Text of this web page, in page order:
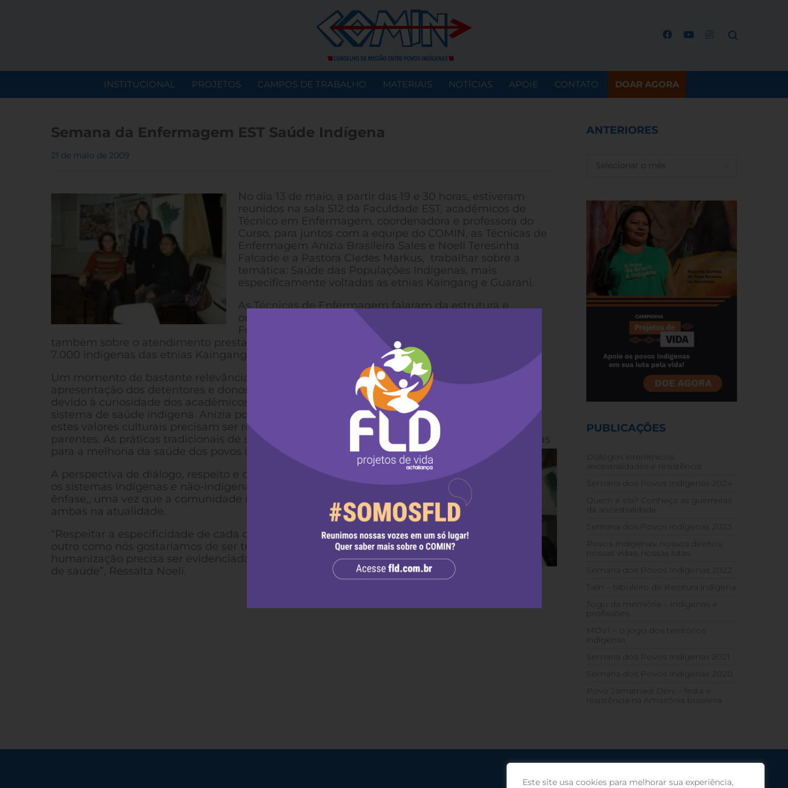
Este site usa cookies para melhorar sua experiência,
INSTITUCIONAL PROJETOS CAMPOS DE TRABALHO MATERIAIS NOTÍCIAS APOIE CONTATO DOAR AGORA
Semana da Enfermagem EST Saúde Indígena
21 de maio de 2009
No dia 13 de maio, a partir das 19 e 30 horas, estiveram
reunidos na sala 512 da Faculdade EST, acadêmicos de
Técnico em Enfermagem, coordenadora e professora do
Curso, para juntos com a equipe do COMIN, as Técnicas de
Enfermagem Anízia Brasileira Sales e Noelí Teresinha
Falcade e a Pastora Cledes Markus, trabalhar sobre a
temática: Saúde das Populações Indígenas, mais
especificamente voltadas as etnias Kaingang e Guarani.
As Técnicas de Enfermagem falaram da estrutura e
organização da saúde indígena, de responsabilidade da
Fundação Nacional de Saúde (FUNASA). Salientou – se
também sobre o atendimento prestado pela Equipe Multidisciplinar de Saúde Indígena as
7.000 indígenas das etnias Kaingang e Guarani da Terra Indígena Guarita/RS.
Um momento de bastante relevância na interlocução entre os participantes, foi na
apresentação dos detentores e donos do saber tradicional indígena (Kaingang e Guarani),
devido à curiosidade dos acadêmicos acerca das especificidades culturais e dos saberes do
sistema de saúde indígena. Anizia pontuou que o “kujã é o cuidador espiritual de seu povo e
estes valores culturais precisam ser revitalizados, porque estão vivos na memória de seus
parentes. As práticas tradicionais de saúde necessitam serem articuladas com outros sistemas
para a melhoria da saúde dos povos indígenas”.
A perspectiva de diálogo, respeito e complementaridade entre
os sistemas indígenas e não-indígenas, foram abordados com
ênfase,, uma vez que a comunidade indígena necessita de
ambas na atualidade.
“Respeitar a especificidade de cada cultura é tratar e ver o
outro como nós gostaríamos de ser tratados/vistos. Esta
humanização precisa ser evidenciada no cotidiano dos serviços
de saúde”, Ressalta Noelí.
ANTERIORES
PUBLICAÇÕES
Diálogos interétnicos:
ancestralidades e resistência
Semana dos Povos Indígenas 2024
Quem é ela? Conheça as guerreiras
da ancestralidade
Semana dos Povos Indígenas 2023
Povos Indígenas: nossos direitos,
nossas vidas, nossas lutas
Semana dos Povos Indígenas 2022
Talin – tabuleiro de literatura indígena
Jogo da memória – Indígenas e
profissões
MOVÍ – o jogo dos territórios
indígenas
Semana dos Povos Indígenas 2021
Semana dos Povos Indígenas 2020
Povo Jamamadi Deni – festa e
resistência na Amazônia brasileira